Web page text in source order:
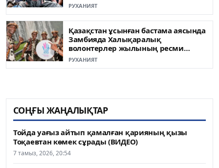
РУХАНИЯТ
Қазақстан ұсынған бастама аясында
Замбияда Халықаралық
волонтерлер жылының ресми
ашылуы өтті
РУХАНИЯТ
СОҢҒЫ ЖАҢАЛЫҚТАР
Тойда уағыз айтып қамалған қарияның қызы
Тоқаевтан көмек сұрады (ВИДЕО)
7 тамыз, 2026, 20:54